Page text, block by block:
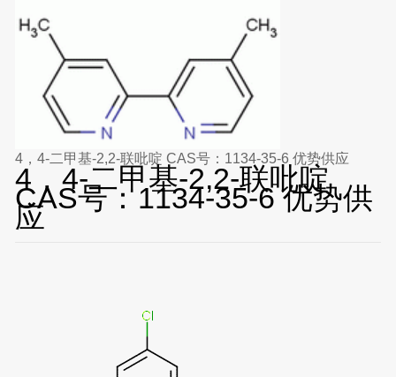
4，4-二甲基-2,2-联吡啶 CAS号：1134-35-6 优势供应
4，4-二甲基-2,2-联吡啶
CAS号：1134-35-6 优势供
应